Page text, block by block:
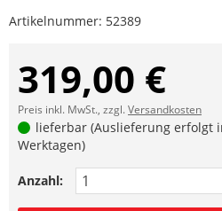
Artikelnummer: 52389
319,00 €
Preis inkl. MwSt., zzgl.Versandkosten
lieferbar (Auslieferung erfolgt
Werktagen)
Anzahl: